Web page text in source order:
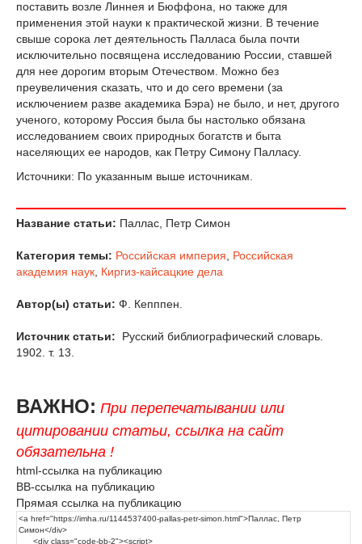
поставить возле Линнея и Бюффона, но также для
применения этой науки к практической жизни. В течение
свыше сорока лет деятельность Палласа была почти
исключительно посвящена исследованию России, ставшей
для нее дорогим вторым Отечеством. Можно без
преувеличения сказать, что и до сего времени (за
исключением разве академика Бэра) не было, и нет, другого
ученого, которому Россия была бы настолько обязана
исследованием своих природных богатств и быта
населяющих ее народов, как Петру Симону Палласу.
Источники: По указанным выше источникам.
Название статьи: Паллас, Петр Симон
Категория темы: Российская империя, Российская
академия наук, Киргиз-кайсацкие дела
Автор(ы) статьи: Ф. Кепппен.
Источник статьи:
Русский библиографический словарь.
1902. т. 13.
ВАЖНО: При перепечатывании или
цитировании статьи, ссылка на сайт
обязательна !
html-ссылка на публикацию
BB-ссылка на публикацию
Прямая ссылка на публикацию